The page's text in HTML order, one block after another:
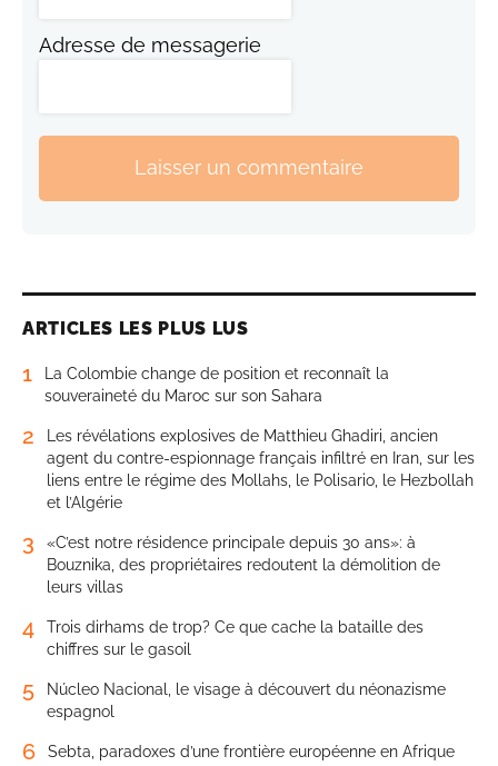
Adresse de messagerie
Laisser un commentaire
ARTICLES LES PLUS LUS
1
La Colombie change de position et reconnaît la
souveraineté du Maroc sur son Sahara
2
Les révélations explosives de Matthieu Ghadiri, ancien
agent du contre-espionnage français infiltré en Iran, sur les
liens entre le régime des Mollahs, le Polisario, le Hezbollah
et l’Algérie
3
«C’est notre résidence principale depuis 30 ans»: à
Bouznika, des propriétaires redoutent la démolition de
leurs villas
4
Trois dirhams de trop? Ce que cache la bataille des
chiffres sur le gasoil
5
Núcleo Nacional, le visage à découvert du néonazisme
espagnol
6 Sebta, paradoxes d’une frontière européenne en Afrique